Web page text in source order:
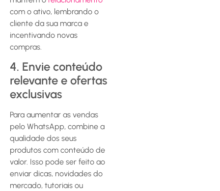
com o ativo, lembrando o
cliente da sua marca e
incentivando novas
compras.
4. Envie conteúdo
relevante e ofertas
exclusivas
Para aumentar as vendas
pelo WhatsApp, combine a
qualidade dos seus
produtos com conteúdo de
valor. Isso pode ser feito ao
enviar dicas, novidades do
mercado, tutoriais ou